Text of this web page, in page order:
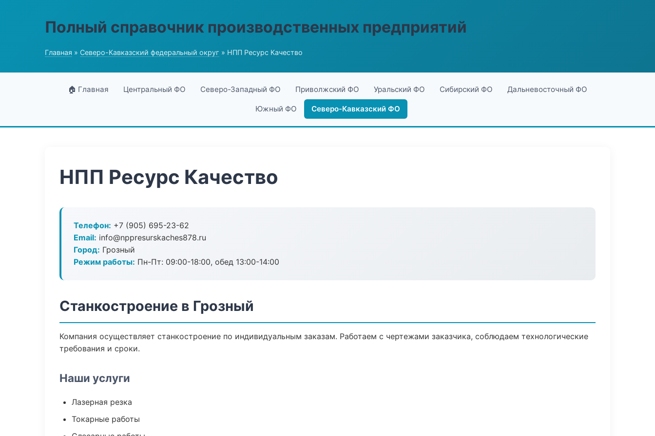
Полный справочник производственных предприятий
Главная » Северо-Кавказский федеральный округ » НПП Ресурс Качество
🏠 Главная Центральный ФО Северо-Западный ФО Приволжский ФО Уральский ФО Сибирский ФО Дальневосточный ФО
Южный ФО Северо-Кавказский ФО
НПП Ресурс Качество
Телефон: +7 (905) 695-23-62
Email: info@nppresurskaches878.ru
Город: Грозный
Режим работы: Пн-Пт: 09:00-18:00, обед 13:00-14:00
Станкостроение в Грозный
Компания осуществляет станкостроение по индивидуальным заказам. Работаем с чертежами заказчика, соблюдаем технологические
требования и сроки.
Наши услуги
Лазерная резка
Токарные работы